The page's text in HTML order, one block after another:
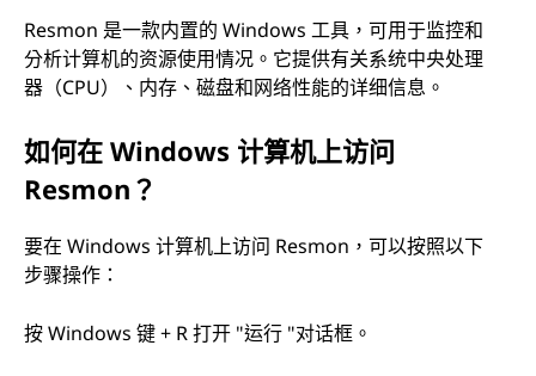
n
）
？
Resmon 是一款内置的 Windows 工具，可用于监控和
分析计算机的资源使用情况。它提供有关系统中央处理
器（CPU）、内存、磁盘和网络性能的详细信息。
如何在 Windows 计算机上访问
Resmon？
要在 Windows 计算机上访问 Resmon，可以按照以下
步骤操作：
按 Windows 键 + R 打开 "运行 "对话框。